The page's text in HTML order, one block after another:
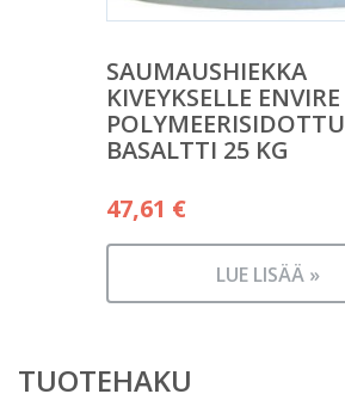
SAUMAUSHIEKKA
KIVEYKSELLE ENVIRE
POLYMEERISIDOTTU
BASALTTI 25 KG
47,61 €
LUE LISÄÄ »
TUOTEHAKU